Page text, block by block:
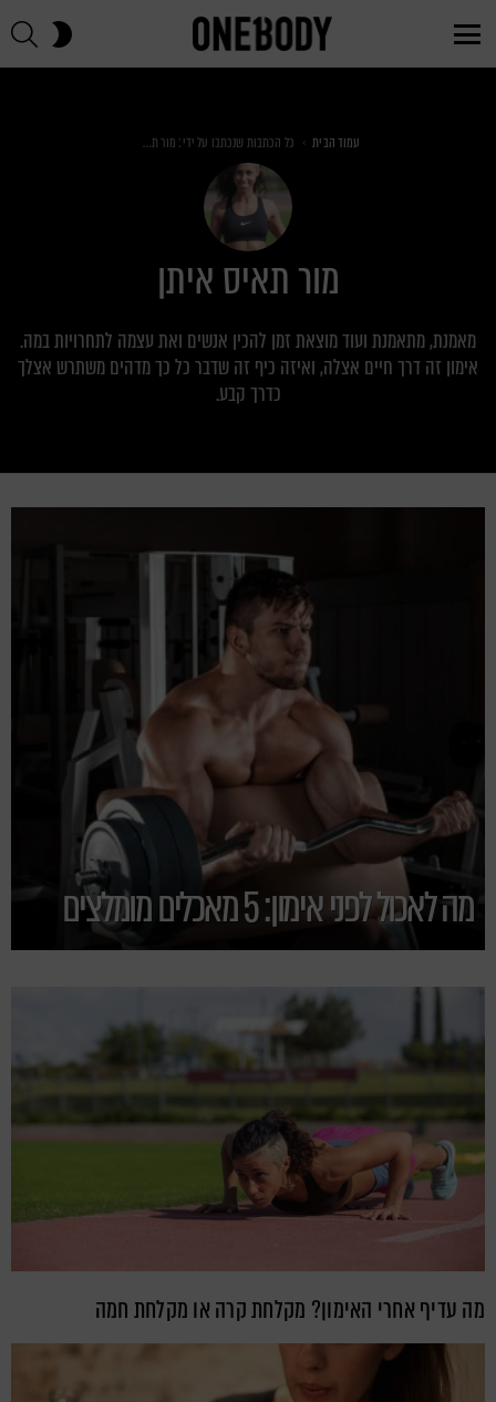
SKIN
עמוד הבית כל הכתבות שנכתבו על ידי: מור תאיס איתן
מור תאיס איתן
מאמנת, מתאמנת ועוד מוצאת זמן להכין אנשים ואת עצמה לתחרויות במה.
אימון זה דרך חיים אצלה, ואיזה כיף זה שדבר כל כך מדהים משתרש אצלך
כדרך קבע.
מה לאכול לפני אימון: 5 מאכלים מומלצים
מה עדיף אחרי האימון? מקלחת קרה או מקלחת חמה